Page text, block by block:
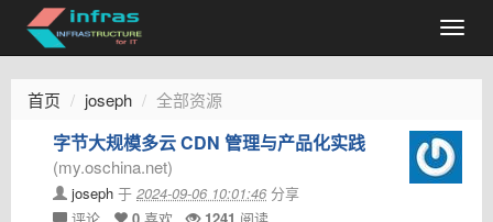
首页 joseph 全部资源
字节大规模多云 CDN 管理与产品化实践
(my.oschina.net)
joseph 于 2024-09-06 10:01:46 分享